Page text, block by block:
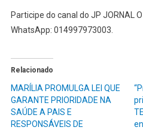
Participe do canal do JP JORNAL
WhatsApp: 014997973003.
Relacionado
MARÍLIA PROMULGA LEI QUE
GARANTE PRIORIDADE NA
SAÚDE A PAIS E
RESPONSÁVEIS DE